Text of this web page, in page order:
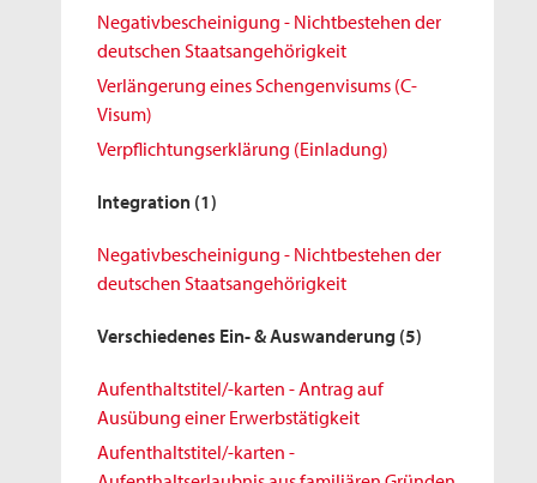
Negativbescheinigung - Nichtbestehen der
deutschen Staatsangehörigkeit
Verlängerung eines Schengenvisums (C-
Visum)
Verpflichtungserklärung (Einladung)
Integration (1)
Negativbescheinigung - Nichtbestehen der
deutschen Staatsangehörigkeit
Verschiedenes Ein- & Auswanderung (5)
Aufenthaltstitel/-karten - Antrag auf
Ausübung einer Erwerbstätigkeit
Aufenthaltstitel/-karten -